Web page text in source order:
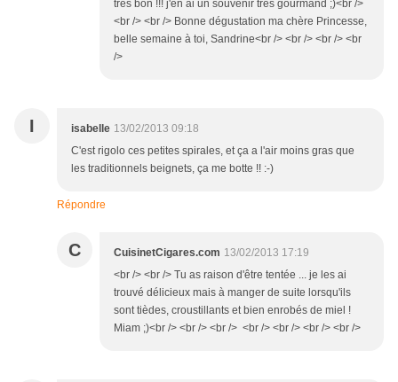
très bon !!! j'en ai un souvenir très gourmand ;)<br />
<br /> <br /> Bonne dégustation ma chère Princesse,
belle semaine à toi, Sandrine<br /> <br /> <br /> <br
/>
I isabelle 13/02/2013 09:18
C'est rigolo ces petites spirales, et ça a l'air moins gras que
les traditionnels beignets, ça me botte !! :-)
Répondre
C CuisinetCigares.com 13/02/2013 17:19
<br /> <br /> Tu as raison d'être tentée ... je les ai
trouvé délicieux mais à manger de suite lorsqu'ils
sont tièdes, croustillants et bien enrobés de miel !
Miam ;)<br /> <br /> <br /> <br /> <br /> <br /> <br />